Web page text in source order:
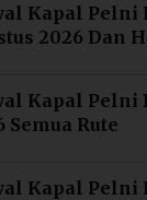
Kapal Pelni
2026 Dan
Kapal Pelni
Semua Rute
Kapal Pelni